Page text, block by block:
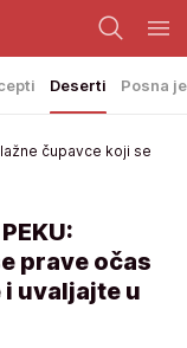
Deserti Posna
čupavce koji se
prave očas
uvaljajte u